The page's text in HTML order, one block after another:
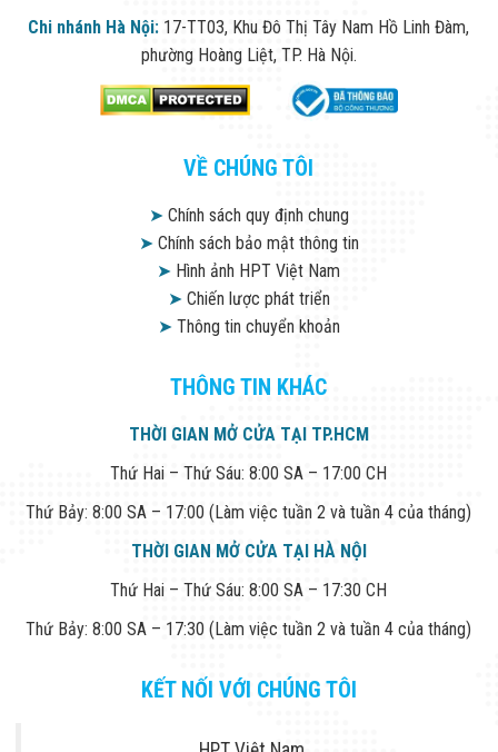
Chi nhánh Hà Nội: 17-TT03, Khu Đô Thị Tây Nam Hồ Linh Đàm,
phường Hoàng Liệt, TP. Hà Nội.
VỀ CHÚNG TÔI
➤Chính sách quy định chung
➤Chính sách bảo mật thông tin
➤ Hình ảnh HPT Việt Nam
➤Chiến lược phát triển
➤Thông tin chuyển khoản
THÔNG TIN KHÁC
THỜI GIAN MỞ CỬA TẠI TP.HCM
Thứ Hai – Thứ Sáu: 8:00 SA – 17:00 CH
Thứ Bảy: 8:00 SA – 17:00 (Làm việc tuần 2 và tuần 4 của tháng)
THỜI GIAN MỞ CỬA TẠI HÀ NỘI
Thứ Hai – Thứ Sáu: 8:00 SA – 17:30 CH
Thứ Bảy: 8:00 SA – 17:30 (Làm việc tuần 2 và tuần 4 của tháng)
KẾT NỐI VỚI CHÚNG TÔI